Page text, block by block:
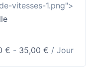
vitesses-1.png">
€ - 35,00 € / Jour